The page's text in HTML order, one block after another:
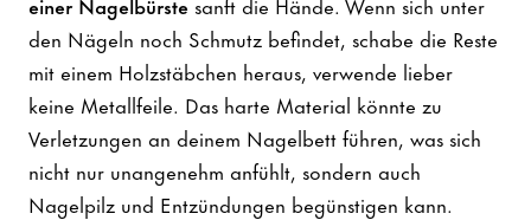
den Nägeln noch Schmutz befindet, schabe die Reste
mit einem Holzstäbchen heraus, verwende lieber
keine Metallfeile. Das harte Material könnte zu
Verletzungen an deinem Nagelbett führen, was sich
nicht nur unangenehm anfühlt, sondern auch
Nagelpilz und Entzündungen begünstigen kann.